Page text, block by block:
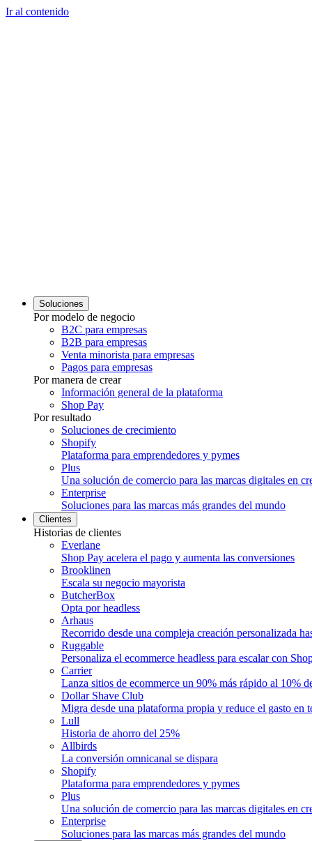
Ir al contenido
Soluciones
Por modelo de negocio
B2C para empresas
B2B para empresas
Venta minorista para empresas
Pagos para empresas
Por manera de crear
Información general de la plataforma
Shop Pay
Por resultado
Soluciones de crecimiento
Shopify
Plataforma para emprendedores y pymes
Plus
Una solución de comercio para las marcas digitales en
Enterprise
Soluciones para las marcas más grandes del mundo
Clientes
Historias de clientes
Everlane
Shop Pay acelera el pago y aumenta las conversiones
Brooklinen
Escala su negocio mayorista
ButcherBox
Opta por headless
Arhaus
Recorrido desde una compleja creación personalizada
Ruggable
Personaliza el ecommerce headless para escalar con
Carrier
Lanza sitios de ecommerce un 90% más rápido al 10%
Dollar Shave Club
Migra desde una plataforma propia y reduce el gasto en
Lull
Historia de ahorro del 25%
Allbirds
La conversión omnicanal se dispara
Shopify
Plataforma para emprendedores y pymes
Plus
Una solución de comercio para las marcas digitales en
Enterprise
Soluciones para las marcas más grandes del mundo